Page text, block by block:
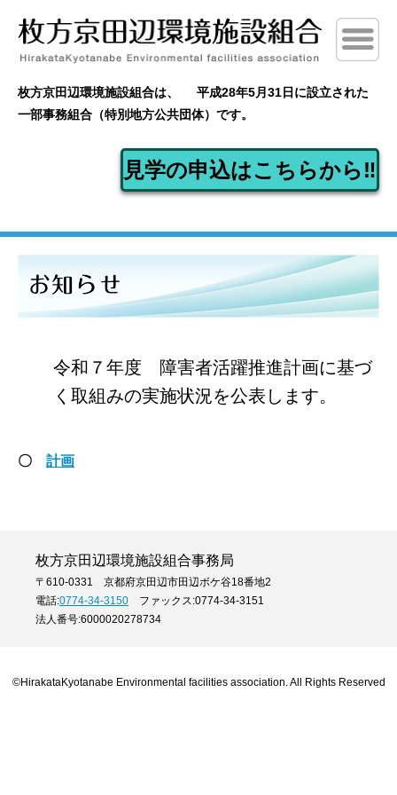
枚方京田辺環境施設組合は、
平成28年5月31日に設立された
一部事務組合（特別地方公共団体）です。
見学の申込はこちらから‼
令和７年度 障害者活躍推進計画に基づ
く取組みの実施状況を公表します。
〇 計画
枚方京田辺環境施設組合事務局
〒610-0331 京都府京田辺市田辺ボケ谷18番地2
電話:0774-34-3150 ファックス:0774-34-3151
法人番号:6000020278734
©HirakataKyotanabe Environmental facilities association. All Rights Reserved